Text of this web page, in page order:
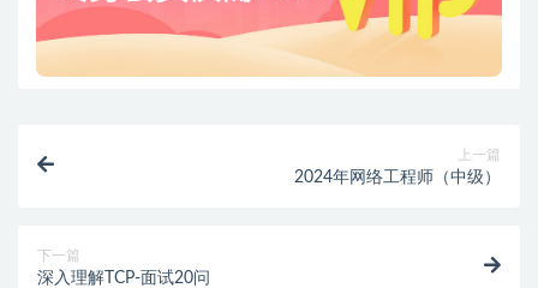
上一篇
2024年网络工程师（中级）
下一篇
深入理解TCP-面试20问